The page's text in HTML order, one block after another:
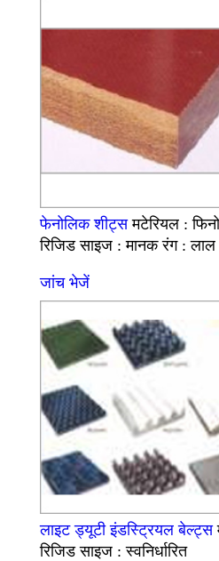
फेनोलिक शीट्स मटेरियल :
रिजिड साइज :मानक रंग :लाल
जांच भेजें
लाइट ड्यूटी इंडस्ट्रियल बेल्ट्स
रिजिड साइज :स्वनिर्धारित